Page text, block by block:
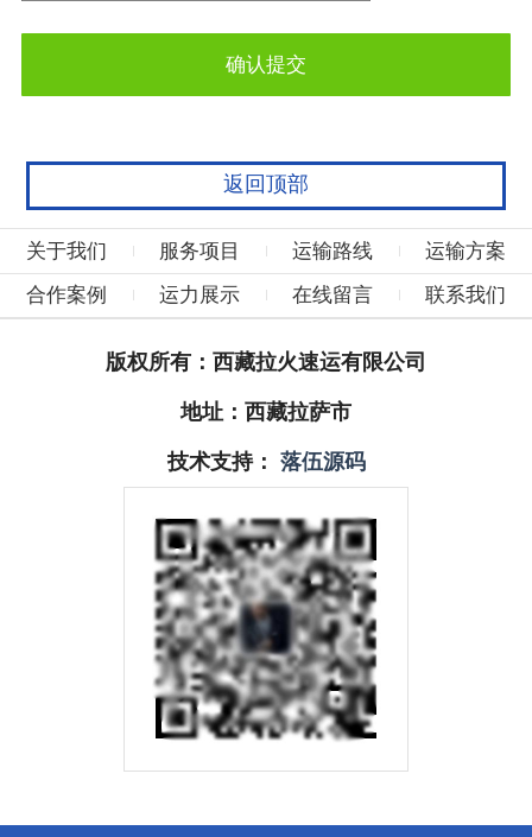
返回顶部
关于我们 服务项目 运输路线 运输方案
合作案例 运力展示 在线留言 联系我们
版权所有：西藏拉火速运有限公司
地址：西藏拉萨市
技术支持： 落伍源码